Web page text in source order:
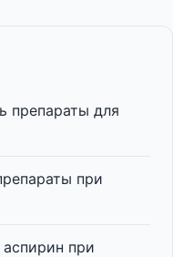
препараты для
при
при